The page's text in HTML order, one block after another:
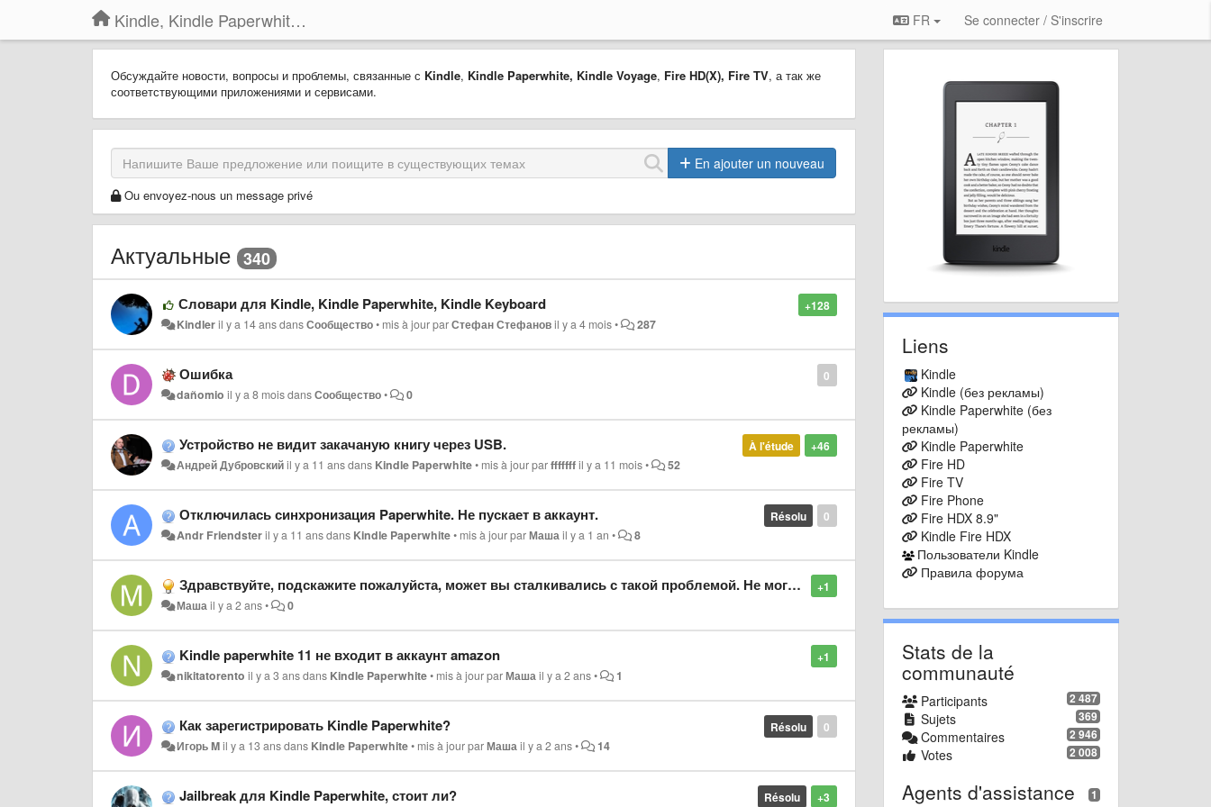
Kindle, Kindle Paperwhite, Kindle Voyage FR Se connecter / S'inscrire
Обсуждайте новости, вопросы и проблемы, связанные с Kindle, Kindle Paperwhite, Kindle Voyage, Fire HD(X), Fire TV, а так же
соответствующими приложениями и сервисами.
En ajouter un nouveau
Ou envoyez-nous un message privé
Актуальные 340
+128
Словари для Kindle, Kindle Paperwhite, Kindle Keyboard
Kindleril y a 14 ansdansСообщество• mis à jour parСтефан Стефановil y a 4 mois• 287
0
Ошибка
dañomio il y a 8 moisdansСообщество• 0
+46
À l'étude
Устройство не видит закачаную книгу через USB.
Андрей Дубровскийil y a 11 ansdans Kindle Paperwhite• mis à jour parfffffffil y a 11 mois• 52
0
Résolu
Отключилась синхронизация Paperwhite. Не пускает в аккаунт.
Andr Friendsteril y a 11 ansdans Kindle Paperwhite• mis à jour parМашаil y a 1 an • 8
+1
Здравствуйте, подскажите пожалуйста, может вы сталкивались с такой проблемой. Не могу зарегистрировать kindle. При регистрации почты пишет "введенные вами данные не соответствуют учетной записи amazon" хотя все данные ввожу верно (пароль и почту) не знаю
Машаil y a 2 ans• 0
+1
Kindle paperwhite 11 не входит в аккаунт amazon
nikitatorento il y a 3 ansdans Kindle Paperwhite• mis à jour parМашаil y a 2 ans• 1
0
Résolu
Как зарегистрировать Kindle Paperwhite?
Игорь Mil y a 13 ansdans Kindle Paperwhite• mis à jour parМашаil y a 2 ans• 14
+3
Résolu
Jailbreak для Kindle Paperwhite, стоит ли?
Liens
Kindle
Kindle (без рекламы)
Kindle Paperwhite (без
рекламы)
Kindle Paperwhite
Fire HD
Fire TV
Fire Phone
Fire HDX 8.9"
Kindle Fire HDX
Пользователи Kindle
Правила форума
Stats de la
communauté
2 487
Participants
369
Sujets
2 946
Commentaires
2 008
Votes
1
Agents d'assistance